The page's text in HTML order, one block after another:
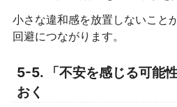
小さな違和感を放置しないこと
回避につながります。
5-5. 「不安を感じる可能
おく